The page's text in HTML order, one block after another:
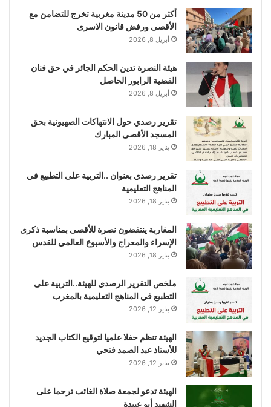
أكثر من 50 مدينة مغربية تخرج للتضامن مع
الأقصى ورفض قانون الاسرى
أبريل 8, 2026
هيئة النصرة تدين الحكم الجائر في حق فنان
القضية الرابور الحاصل
أبريل 8, 2026
تقرير رصدي حول الانتهاكات الصهيونية بحق
المسجد الأقصى المبارك
يناير 18, 2026
تقرير رصدي بعنوان ..التربية على التطبيع في
المناهج التعليمية
يناير 18, 2026
المغاربة ينتفضون نصرة للأقصى بمناسبة ذكرى
الإسراء والمعراج والأسبوع العالمي للقدس
يناير 18, 2026
ملخص التقرير الرصدي للهيئة..التربية على
التطبيع في المناهج التعليمية بالمغرب
يناير 12, 2026
الهيئة تنظم حفلا علميا لتوقيع الكتاب الجديد
للأستاذ عبد الصمد فتحي
يناير 12, 2026
الهيئة تدعو لجمعة صلاة الغائب ترحما على
الشهيد أبو عبيدة